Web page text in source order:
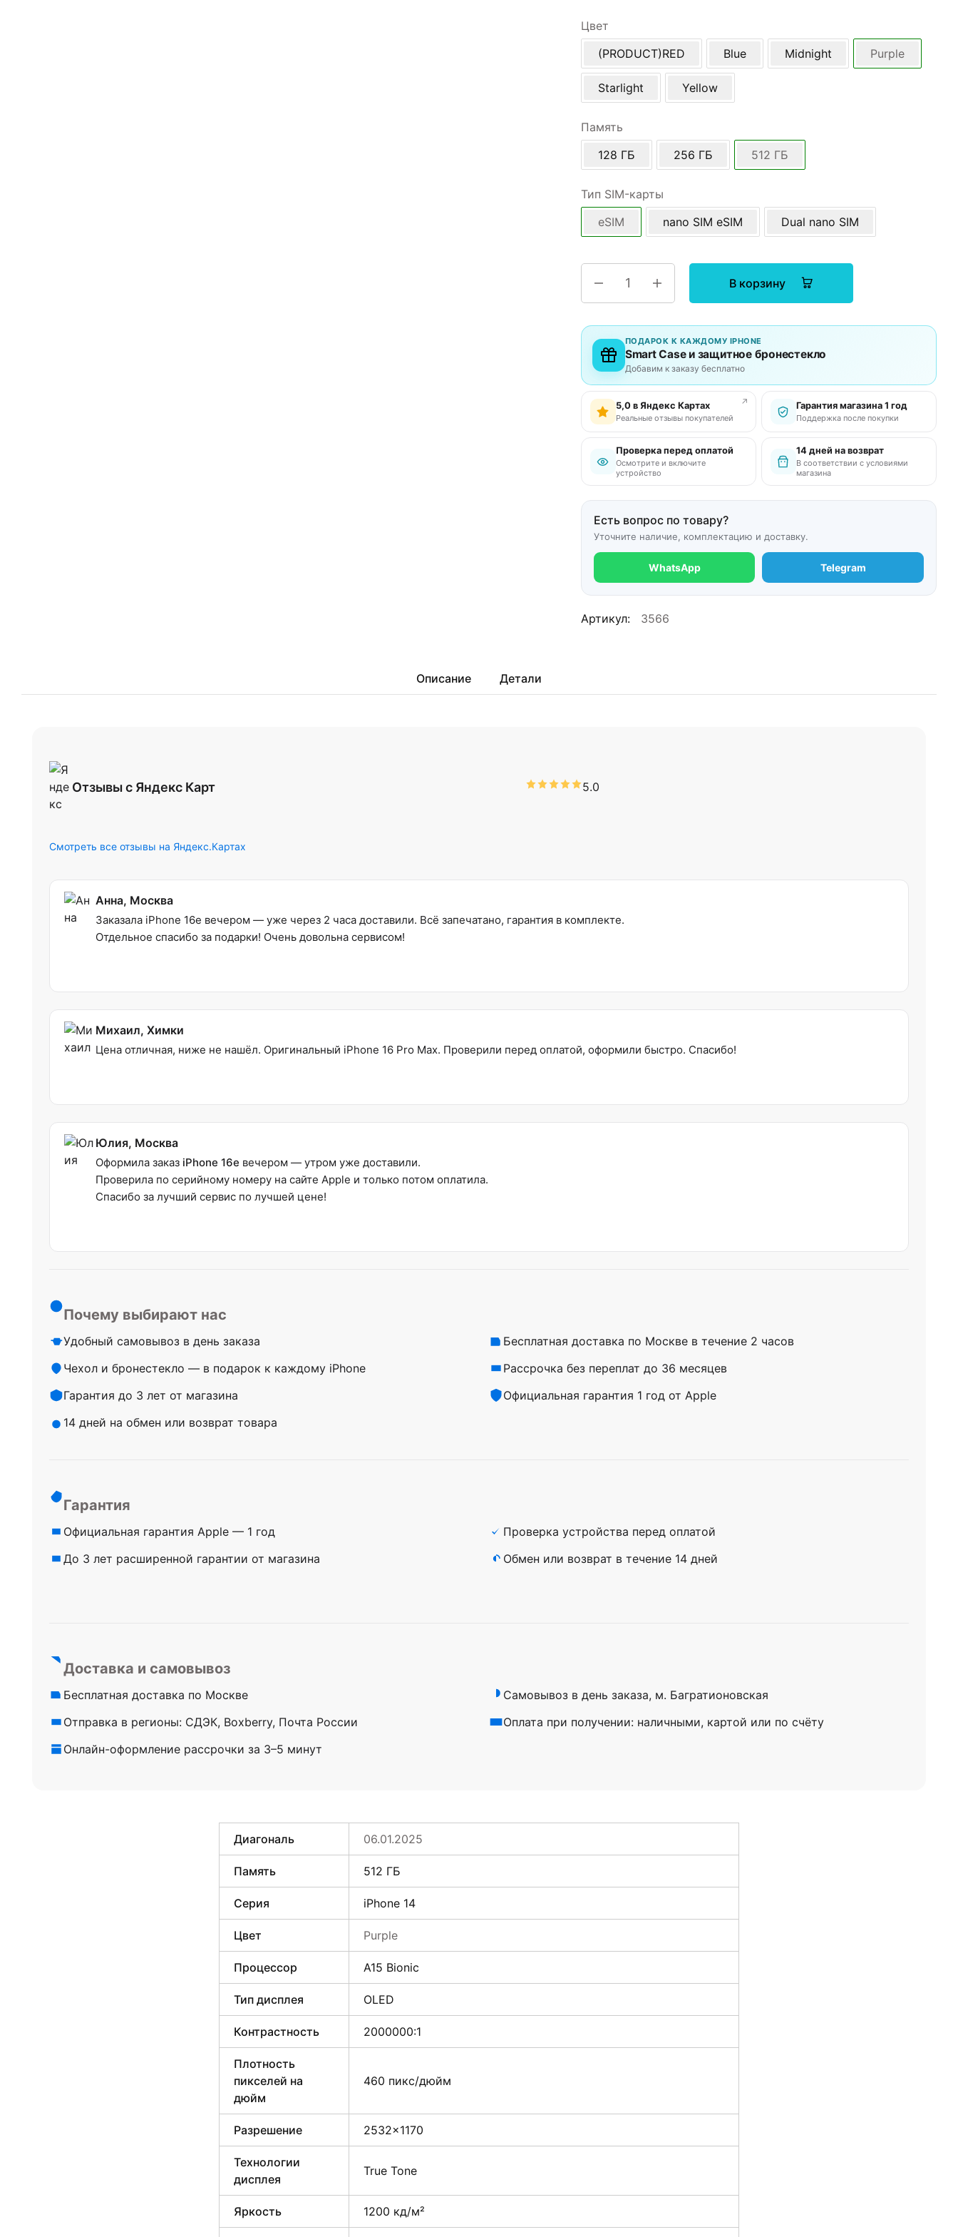
Цвет
(PRODUCT)RED
Blue Midnight Purple
Starlight Yellow
Память
128 ГБ
256 ГБ 512 ГБ
Тип SIM-карты
eSIM
nano SIM eSIM Dual nano SIM
В корзину
ПОДАРОК К КАЖДОМУ IPHONE
Smart Case и защитное бронестекло
Добавим к заказу бесплатно
5,0 в Яндекс Картах
Реальные отзывы покупателей
↗ Гарантия магазина 1 год
Поддержка после покупки
Проверка перед оплатой
Осмотрите и включите
устройство
14 дней на возврат
В соответствии с условиями
магазина
Есть вопрос по товару?
Уточните наличие, комплектацию и доставку.
WhatsApp Telegram
Артикул: 3566
Описание Детали
Отзывы с Яндекс Карт 5.0
Смотреть все отзывы на Яндекс.Картах
Анна, Москва
Заказала iPhone 16e вечером — уже через 2 часа доставили. Всё запечатано, гарантия в комплекте.
Отдельное спасибо за подарки! Очень довольна сервисом!
Михаил, Химки
Цена отличная, ниже не нашёл. Оригинальный iPhone 16 Pro Max. Проверили перед оплатой, оформили быстро. Спасибо!
Юлия, Москва
Оформила заказ iPhone 16e вечером — утром уже доставили.
Проверила по серийному номеру на сайте Apple и только потом оплатила.
Спасибо за лучший сервис по лучшей цене!
Почему выбирают нас
Удобный самовывоз в день заказа
Бесплатная доставка по Москве в течение 2 часов
Чехол и бронестекло — в подарок к каждому iPhone
Рассрочка без переплат до 36 месяцев
Гарантия до 3 лет от магазина
Официальная гарантия 1 год от Apple
14 дней на обмен или возврат товара
Гарантия
Официальная гарантия Apple — 1 год
Проверка устройства перед оплатой
До 3 лет расширенной гарантии от магазина
Обмен или возврат в течение 14 дней
Доставка и самовывоз
Бесплатная доставка по Москве
Самовывоз в день заказа, м. Багратионовская
Отправка в регионы: СДЭК, Boxberry, Почта России
Оплата при получении: наличными, картой или по счёту
Онлайн-оформление рассрочки за 3–5 минут
Диагональ 06.01.2025
Память 512 ГБ
Серия iPhone 14
Цвет Purple
Процессор A15 Bionic
Тип дисплея OLED
Контрастность 2000000:1
Плотность
пикселей на
дюйм
460 пикс/дюйм
Разрешение 2532×1170
Технологии
дисплея
True Tone
Яркость 1200 кд/м²